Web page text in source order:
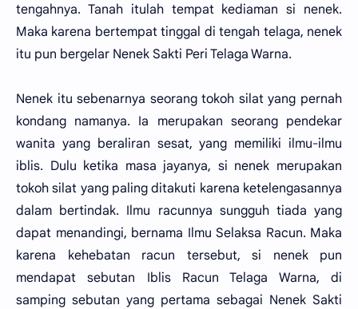
tengahnya. Tanah itulah tempat kediaman si nenek.
Maka karena bertempat tinggal di tengah telaga, nenek
itu pun bergelar Nenek Sakti Peri Telaga Warna.
Nenek itu sebenarnya seorang tokoh silat yang pernah
kondang namanya. Ia merupakan seorang pendekar
wanita yang beraliran sesat, yang memiliki ilmu-ilmu
iblis. Dulu ketika masa jayanya, si nenek merupakan
tokoh silat yang paling ditakuti karena ketelengasannya
dalam bertindak. Ilmu racunnya sungguh tiada yang
dapat menandingi, bernama Ilmu Selaksa Racun. Maka
karena kehebatan racun tersebut, si nenek pun
mendapat sebutan Iblis Racun Telaga Warna, di
samping sebutan yang pertama sebagai Nenek Sakti